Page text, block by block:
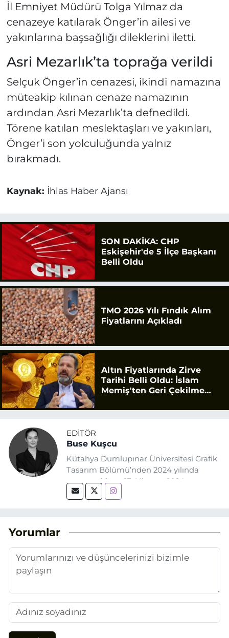
İl Emniyet Müdürü Tolga Yılmaz da
cenazeye katılarak Önger’in ailesi ve
yakınlarına başsağlığı dileklerini iletti.
Asri Mezarlık’ta toprağa verildi
Selçuk Önger’in cenazesi, ikindi namazına
müteakip kılınan cenaze namazının
ardından Asri Mezarlık’ta defnedildi.
Törene katılan meslektaşları ve yakınları,
Önger’i son yolculuğunda yalnız
bırakmadı.
Kaynak: İhlas Haber Ajansı
SON DAKİKA: CHP
Eskişehir'de 5 İlçe Başkanı
Belli Oldu
TMO 2026 Yılı Fındık Alım
Fiyatlarını Açıkladı
Altın Fiyatlarında Zirve
Tarihi Belli Oldu: İslam
Memiş'ten Geri Çekilme
EDITÖR
Buse Kuşcu
Kütahya Dumlupınar Üniversitesi Grafik
Tasarım Bölümü’nden 2024 yılında
mezun oldum. 17 Ağustos 2024
tarihinde, Grafik Tasarım alanında staj
adım attım.
Yorumlar